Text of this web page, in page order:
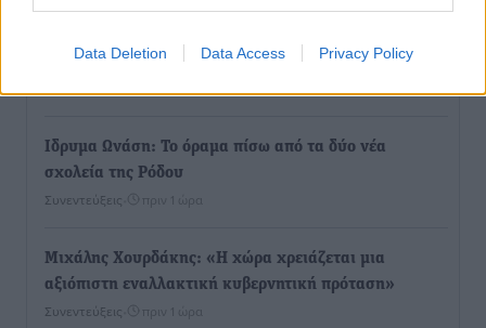
Data Deletion Data Access Privacy Policy
Γιάννης Βασιλάκης: «Η Πρωτοβάθμια Φροντίδα
τις δομές, δεν τις αποδυναμώνουμε»
Ιδρυμα Ωνάση: Το όραμα πίσω από τα δύο νέα
σχολεία της Ρόδου
Συνεντεύξεις πριν 1 ώρα
Μιχάλης Χουρδάκης: «Η χώρα χρειάζεται μια
αξιόπιστη εναλλακτική κυβερνητική πρόταση»
Συνεντεύξεις πριν 1 ώρα